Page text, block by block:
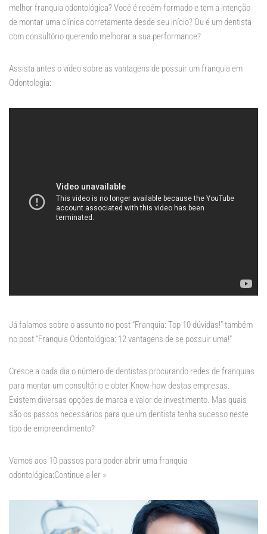
melhor franquia odontológica? Você é recém-formado e tem a intenção
de montar uma clínica corretamente desde seu início? Ou é um dentista
com consultório querendo melhorar a sua performance?
Assista antes o vídeo sobre as vantagens de possuir um franquia em
Odontologia:
Já falamos sobre o assunto no post “Franquia: Top 10 dúvidas!” também
no post “Franquia Odontológica: 12 vantagens de se possuir uma!”
Cresce a cada dia o número de dentistas procurando redes de franquias
para montar um consultório e obter Know-how destas empresas.
Existem diversas opções de marca e valor de investimento. Mas quais
são os passos necessários para que um dentista tenha sucesso neste
tipo de empreendimento?
Vamos aos 10 passos para poder abrir uma franquia
odontológica:Continue a ler »